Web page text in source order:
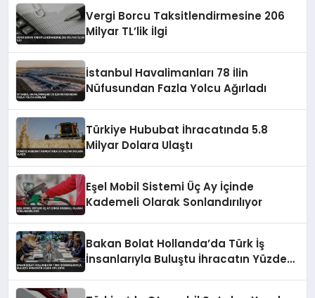
Vergi Borcu Taksitlendirmesine 206
Milyar TL’lik İlgi
İstanbul Havalimanları 78 İlin
Nüfusundan Fazla Yolcu Ağırladı
Türkiye Hububat İhracatında 5.8
Milyar Dolara Ulaştı
Eşel Mobil Sistemi Üç Ay İçinde
Kademeli Olarak Sonlandırılıyor
Bakan Bolat Hollanda’da Türk İş
İnsanlarıyla Buluştu İhracatın Yüzde